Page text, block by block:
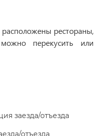
рестораны,
перекусить или
заезда/отъезда
отъезда